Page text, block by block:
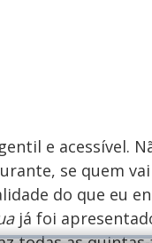
e acessível.
se quem
do que eu
já foi